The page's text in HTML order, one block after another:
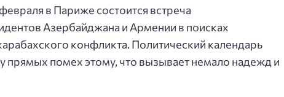
в Париже состоится встреча
Азербайджана и Армении в поисках
конфликта. Политический календарь
прямых помех этому, что вызывает немало надежд и